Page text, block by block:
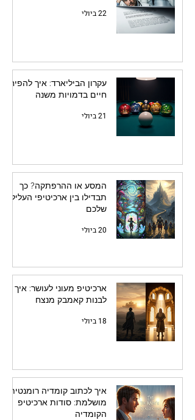
22 ביולי
עקרון הביליארד: איך להפיח
חיים בדמויות משנה
21 ביולי
המסע או ההרפתקה? כך
תבדילו בין ארכיטיפי העלילה
שלכם
20 ביולי
ארכיטיפ מעוני לעושר: איך
לבנות קאמבק מנצח
18 ביולי
איך לכתוב קומדיה רומנטית
מושלמת: סודות ארכיטיפ
הקומדיה